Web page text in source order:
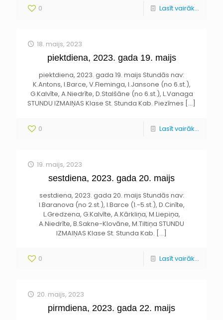
0 Lasīt vairāk...
18. maijs, 2023
piektdiena, 2023. gada 19. maijs
piektdiena, 2023. gada 19. maijs Stundās nav:
K.Antons, I.Barce, V.Fleminga, I.Jansone (no 6.st.),
G.Kalvīte, A.Niedrīte, D.Stalšāne (no 6.st.), L.Vanaga
STUNDU IZMAIŅAS Klase St. Stunda Kab. Piezīmes […]
0 Lasīt vairāk...
19. maijs, 2023
sestdiena, 2023. gada 20. maijs
sestdiena, 2023. gada 20. maijs Stundās nav:
I.Baranova (no 2.st.), I.Barce (1.-5.st.), D.Cinīte,
L.Gredzena, G.Kalvīte, A.Kārkliņa, M.Liepiņa,
A.Niedrīte, B.Sakne-Klovāne, M.Tiltiņa STUNDU
IZMAIŅAS Klase St. Stunda Kab. […]
0 Lasīt vairāk...
20. maijs, 2023
pirmdiena, 2023. gada 22. maijs